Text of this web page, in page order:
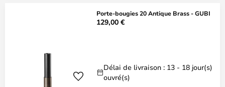
Porte-bougies 20 Antique Brass - GUBI
129,00 €
Délai de livraison : 13 - 18 jour(s)
ouvré(s)